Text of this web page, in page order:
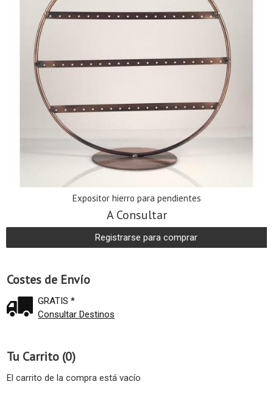
Costes de Envío
GRATIS *
Consultar Destinos
Tu Carrito (0)
El carrito de la compra está vacío
Expositor hierro para pendientes
A Consultar
Registrarse para comprar